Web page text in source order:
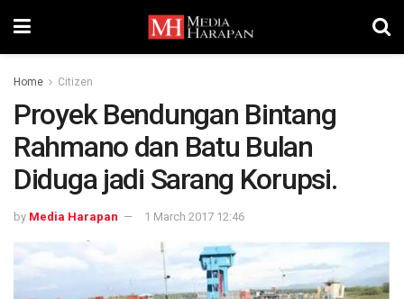
Home Citizen
Proyek Bendungan Bintang
Rahmano dan Batu Bulan
Diduga jadi Sarang Korupsi.
by Media Harapan 1 March 2017 12:46